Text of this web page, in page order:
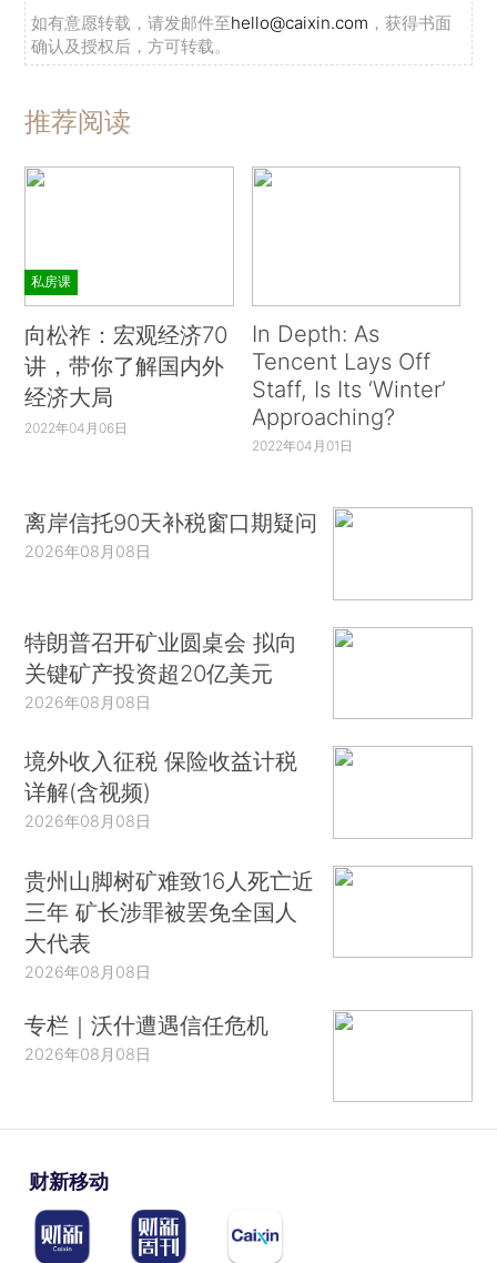
如有意愿转载，请发邮件至hello@caixin.com ，获得书面
确认及授权后，方可转载。
推荐阅读
私房课
向松祚：宏观经济70
讲，带你了解国内外
经济大局
2022年04月06日
In Depth: As
Tencent Lays Off
Staff, Is Its ‘Winter’
Approaching?
2022年04月01日
离岸信托90天补税窗口期疑问
2026年08月08日
特朗普召开矿业圆桌会 拟向
关键矿产投资超20亿美元
2026年08月08日
境外收入征税 保险收益计税
详解(含视频)
2026年08月08日
贵州山脚树矿难致16人死亡近
三年 矿长涉罪被罢免全国人
大代表
2026年08月08日
专栏｜沃什遭遇信任危机
2026年08月08日
财新移动